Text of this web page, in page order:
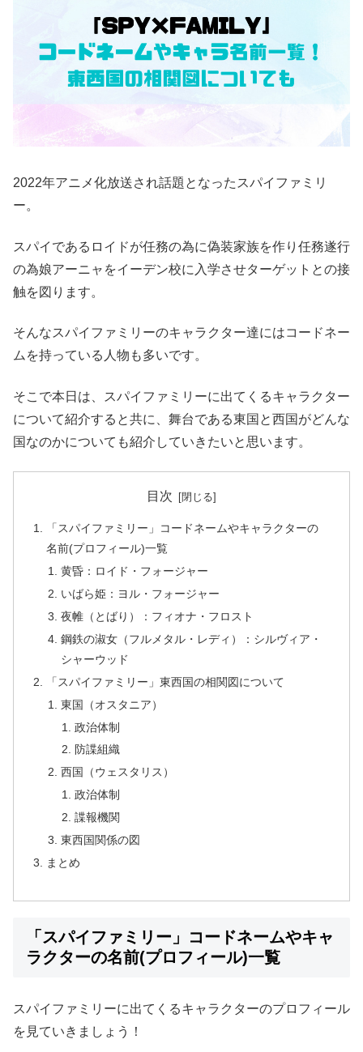
2022年アニメ化放送され話題となったスパイファミリ
ー。
スパイであるロイドが任務の為に偽装家族を作り任務遂行
の為娘アーニャをイーデン校に入学させターゲットとの接
触を図ります。
そんなスパイファミリーのキャラクター達にはコードネー
ムを持っている人物も多いです。
そこで本日は、スパイファミリーに出てくるキャラクター
について紹介すると共に、舞台である東国と西国がどんな
国なのかについても紹介していきたいと思います。
目次
「スパイファミリー」コードネームやキャラクターの
名前(プロフィール)一覧
黄昏：ロイド・フォージャー
いばら姫：ヨル・フォージャー
夜帷（とばり）：フィオナ・フロスト
鋼鉄の淑女（フルメタル・レディ）：シルヴィア・
シャーウッド
「スパイファミリー」東西国の相関図について
東国（オスタニア）
政治体制
防諜組織
西国（ウェスタリス）
政治体制
諜報機関
東西国関係の図
まとめ
「スパイファミリー」コードネームやキャ
ラクターの名前(プロフィール)一覧
スパイファミリーに出てくるキャラクターのプロフィール
を見ていきましょう！